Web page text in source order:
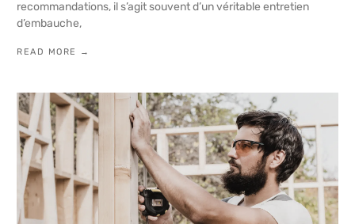
recommandations, il s’agit souvent d’un véritable entretien
d’embauche,
READ MORE →